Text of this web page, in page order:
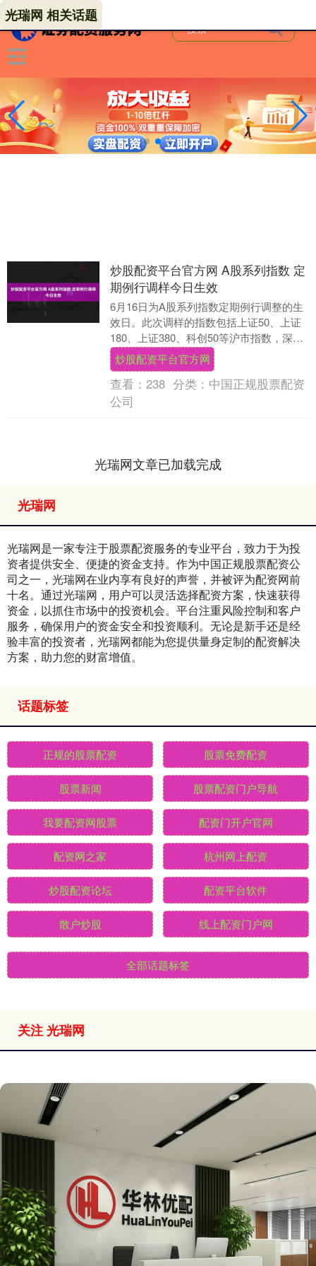
光瑞网 相关话题
炒股配资平台官方网 A股系列指数 定
期例行调样今日生效
6月16日为A股系列指数定期例行调整的生
效日。此次调样的指数包括上证50、上证
180、上证380、科创50等沪市指数，深证
成指、创业板指、深证100等深市指数，....
炒股配资平台官方网
查看： 238 分类： 中国正规股票配资
公司
光瑞网文章已加载完成
光瑞网
光瑞网是一家专注于股票配资服务的专业平台，致力于为投
资者提供安全、便捷的资金支持。作为中国正规股票配资公
司之一，光瑞网在业内享有良好的声誉，并被评为配资网前
十名。通过光瑞网，用户可以灵活选择配资方案，快速获得
资金，以抓住市场中的投资机会。平台注重风险控制和客户
服务，确保用户的资金安全和投资顺利。无论是新手还是经
验丰富的投资者，光瑞网都能为您提供量身定制的配资解决
方案，助力您的财富增值。
话题标签
正规的股票配资 股票免费配资
股票新闻 股票配资门户导航
我要配资网股票 配资门开户官网
配资网之家 杭州网上配资
炒股配资论坛 配资平台软件
散户炒股 线上配资门户网
全部话题标签
关注 光瑞网